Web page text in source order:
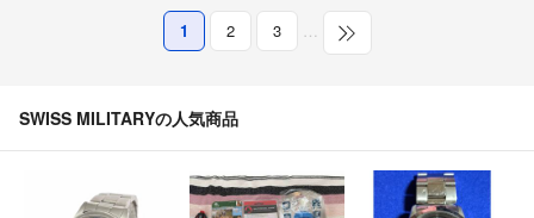
1 2 3 …
SWISS MILITARYの人気商品